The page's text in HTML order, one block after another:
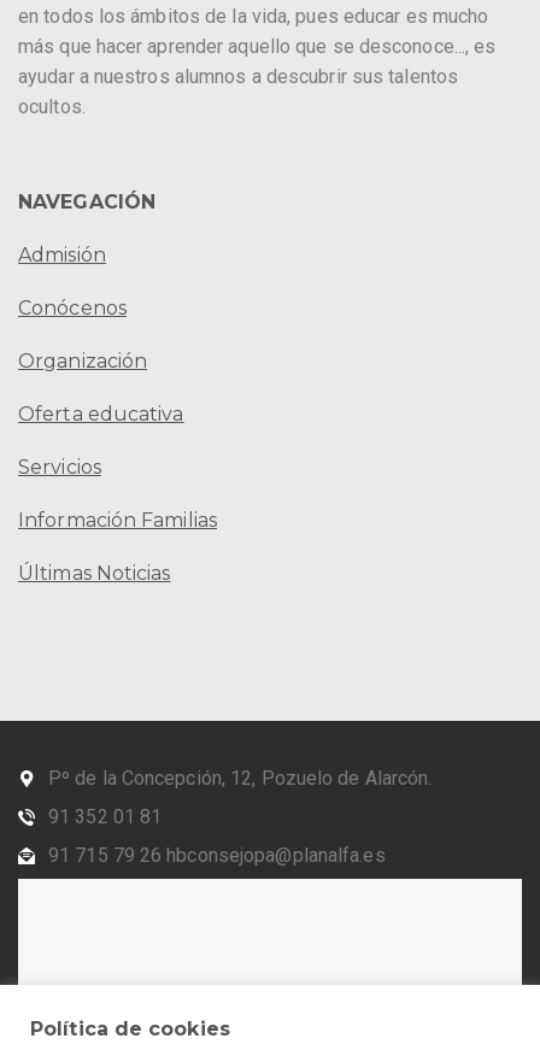
en todos los ámbitos de la vida, pues educar es mucho
más que hacer aprender aquello que se desconoce..., es
ayudar a nuestros alumnos a descubrir sus talentos
ocultos.
NAVEGACIÓN
Admisión
Conócenos
Organización
Oferta educativa
Servicios
Información Familias
Últimas Noticias
Pº de la Concepción, 12, Pozuelo de Alarcón.
91 352 01 81
91 715 79 26 hbconsejopa@planalfa.es
Política de cookies